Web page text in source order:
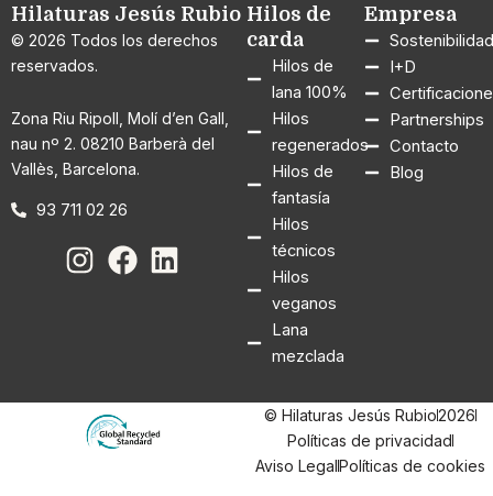
Hilaturas Jesús Rubio
© 2026 Todos los derechos
reservados.
Zona Riu Ripoll, Molí d’en Gall,
nau nº 2. 08210 Barberà del
Vallès, Barcelona.
93 711 02 26
Hilos de
carda
Hilos de
lana 100%
Hilos
regenerados
Hilos de
fantasía
Hilos
técnicos
Hilos
veganos
Lana
mezclada
Empresa
Sostenibilidad
I+D
Partnerships
Contacto
Blog
© Hilaturas Jesús Rubio2026
Políticas de privacidad
Aviso LegalPolíticas de cookies